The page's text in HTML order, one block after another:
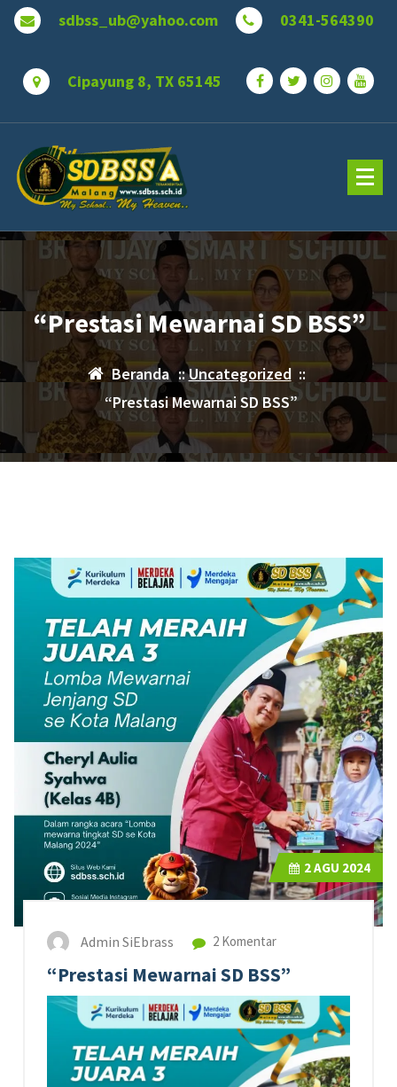
Lewati
sdbss_ub@yahoo.com 0341-564390
Cipayung 8, TX 65145
“Prestasi Mewarnai SD BSS”
Beranda ::Uncategorized::
“Prestasi Mewarnai SD BSS”
2AGU 2024
Admin SiEbrass 2 Komentar
“Prestasi Mewarnai SD BSS”